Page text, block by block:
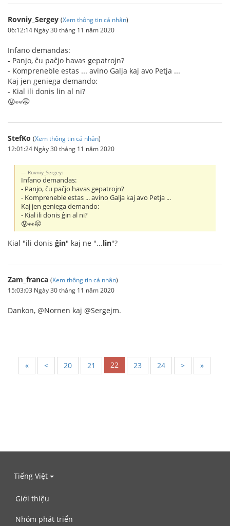
Rovniy_Sergey (Xem thông tin cá nhân)
06:12:14 Ngày 30 tháng 11 năm 2020
Infano demandas:
- Panjo, ĉu paĉjo havas gepatrojn?
- Kompreneble estas ... avino Galja kaj avo Petja ...
Kaj jen geniega demando:
- Kial ili donis lin al ni?
😟👀🤭
StefKo (Xem thông tin cá nhân)
12:01:24 Ngày 30 tháng 11 năm 2020
Rovniy_Sergey:
Infano demandas:
- Panjo, ĉu paĉjo havas gepatrojn?
- Kompreneble estas ... avino Galja kaj avo Petja ...
Kaj jen geniega demando:
- Kial ili donis ĝin al ni?
😟👀🤭
Kial "ili donis ĝin" kaj ne "...lin"?
Zam_franca (Xem thông tin cá nhân)
15:03:03 Ngày 30 tháng 11 năm 2020
Dankon, @Nornen kaj @Sergejm.
« < 20 21 22 23 24 > »
Tiếng Việt
Giới thiệu
Nhóm phát triển